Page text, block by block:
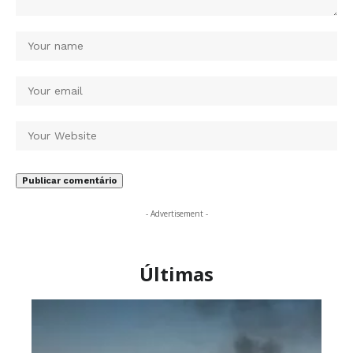
- Advertisement -
Últimas